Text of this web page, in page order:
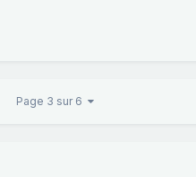
Page 3 sur 6